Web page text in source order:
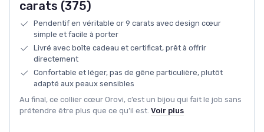
carats (375)
Pendentif en véritable or 9 carats avec design cœur
simple et facile à porter
Livré avec boîte cadeau et certificat, prêt à offrir
directement
Confortable et léger, pas de gêne particulière, plutôt
adapté aux peaux sensibles
Au final, ce collier cœur Orovi, c’est un bijou qui fait le job sans
prétendre être plus que ce qu’il est. Voir plus